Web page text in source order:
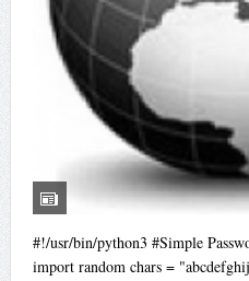
#!/usr/bin/python3 #Simple
import random chars =